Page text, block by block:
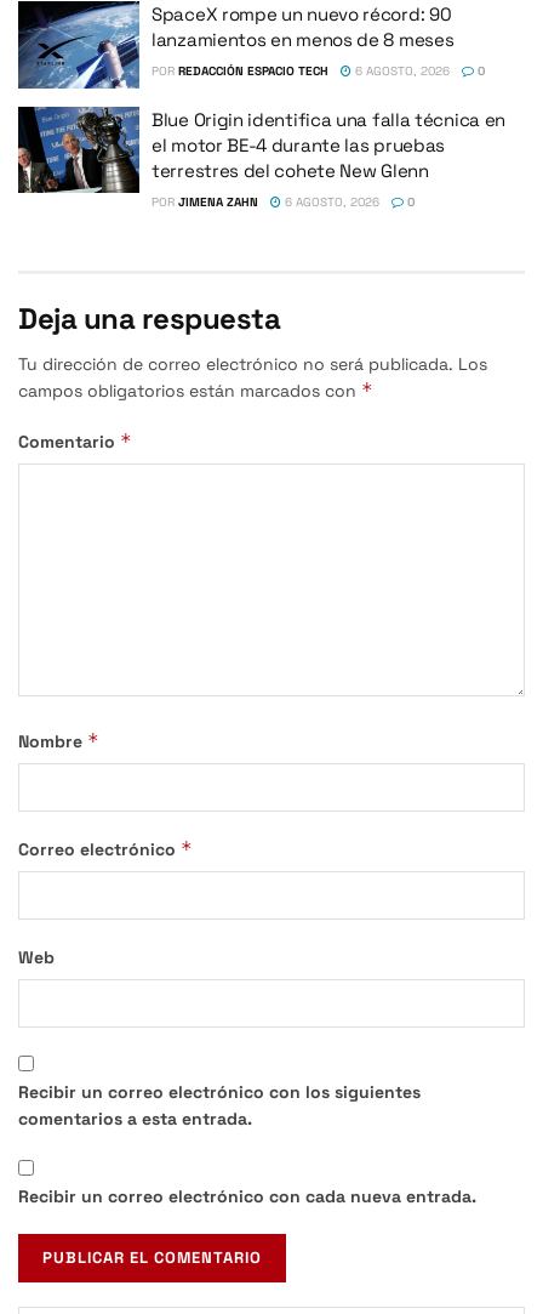
SpaceX rompe un nuevo récord: 90
lanzamientos en menos de 8 meses
POR REDACCIÓN ESPACIO TECH 6 AGOSTO, 2026 0
Blue Origin identifica una falla técnica en
el motor BE-4 durante las pruebas
terrestres del cohete New Glenn
POR JIMENA ZAHN 6 AGOSTO, 2026 0
Deja una respuesta
Tu dirección de correo electrónico no será publicada. Los
campos obligatorios están marcados con *
Comentario *
Nombre *
Correo electrónico *
Web
Recibir un correo electrónico con los siguientes
comentarios a esta entrada.
Recibir un correo electrónico con cada nueva entrada.